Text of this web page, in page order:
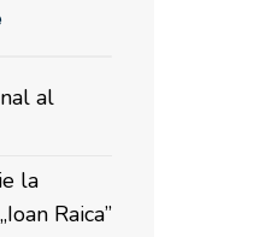
al
la
Raica”